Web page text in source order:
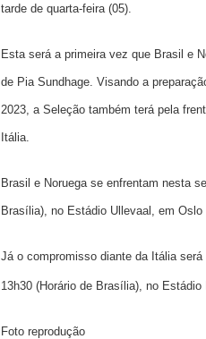
tarde de quarta-feira (05).
Esta será a primeira vez que Brasil e
de Pia Sundhage. Visando a
2023, a Seleção também terá pela
Itália.
Brasil e Noruega se enfrentam nesta
Brasília), no Estádio Ullevaal, em Oslo
Já o compromisso diante da Itália será
13h30 (Horário de Brasília), no
Foto reprodução